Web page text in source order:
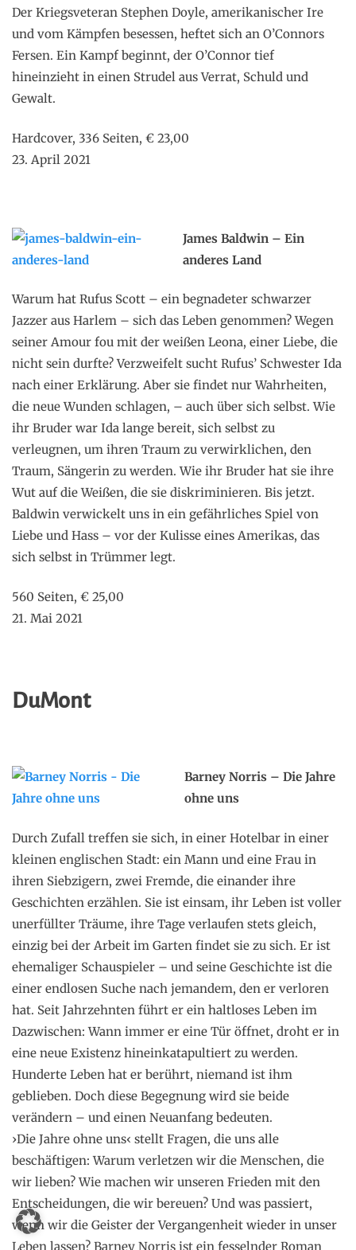
Der Kriegsveteran Stephen Doyle, amerikanischer Ire
und vom Kämpfen besessen, heftet sich an O’Connors
Fersen. Ein Kampf beginnt, der O’Connor tief
hineinzieht in einen Strudel aus Verrat, Schuld und
Gewalt.
Hardcover, 336 Seiten, € 23,00
23. April 2021
James Baldwin – Ein
anderes Land
Warum hat Rufus Scott – ein begnadeter schwarzer
Jazzer aus Harlem – sich das Leben genommen? Wegen
seiner Amour fou mit der weißen Leona, einer Liebe, die
nicht sein durfte? Verzweifelt sucht Rufus’ Schwester Ida
nach einer Erklärung. Aber sie findet nur Wahrheiten,
die neue Wunden schlagen, – auch über sich selbst. Wie
ihr Bruder war Ida lange bereit, sich selbst zu
verleugnen, um ihren Traum zu verwirklichen, den
Traum, Sängerin zu werden. Wie ihr Bruder hat sie ihre
Wut auf die Weißen, die sie diskriminieren. Bis jetzt.
Baldwin verwickelt uns in ein gefährliches Spiel von
Liebe und Hass – vor der Kulisse eines Amerikas, das
sich selbst in Trümmer legt.
560 Seiten, € 25,00
21. Mai 2021
DuMont
Barney Norris – Die Jahre
ohne uns
Durch Zufall treffen sie sich, in einer Hotelbar in einer
kleinen englischen Stadt: ein Mann und eine Frau in
ihren Siebzigern, zwei Fremde, die einander ihre
Geschichten erzählen. Sie ist einsam, ihr Leben ist voller
unerfüllter Träume, ihre Tage verlaufen stets gleich,
einzig bei der Arbeit im Garten findet sie zu sich. Er ist
ehemaliger Schauspieler – und seine Geschichte ist die
einer endlosen Suche nach jemandem, den er verloren
hat. Seit Jahrzehnten führt er ein haltloses Leben im
Dazwischen: Wann immer er eine Tür öffnet, droht er in
eine neue Existenz hineinkatapultiert zu werden.
Hunderte Leben hat er berührt, niemand ist ihm
geblieben. Doch diese Begegnung wird sie beide
verändern – und einen Neuanfang bedeuten.
›Die Jahre ohne uns‹ stellt Fragen, die uns alle
beschäftigen: Warum verletzen wir die Menschen, die
wir lieben? Wie machen wir unseren Frieden mit den
Entscheidungen, die wir bereuen? Und was passiert,
wenn wir die Geister der Vergangenheit wieder in unser
Leben lassen? Barney Norris ist ein fesselnder Roman